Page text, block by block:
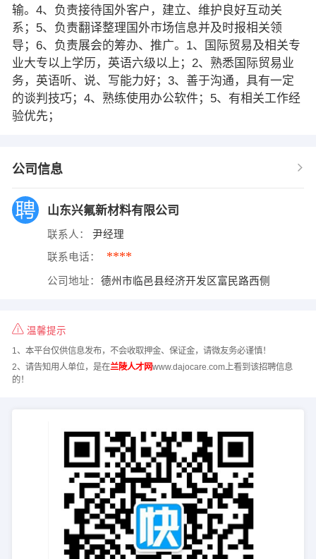
输。4、负责接待国外客户，建立、维护良好互动关
系；5、负责翻译整理国外市场信息并及时报相关领
导；6、负责展会的筹办、推广。1、国际贸易及相关专
业大专以上学历，英语六级以上；2、熟悉国际贸易业
务，英语听、说、写能力好；3、善于沟通，具有一定
的谈判技巧；4、熟练使用办公软件；5、有相关工作经
验优先；
公司信息
山东兴氟新材料有限公司
联系人： 尹经理
联系电话： ****
公司地址： 德州市临邑县经济开发区富民路西侧
温馨提示
1、本平台仅供信息发布，不会收取押金、保证金，请微友务必谨慎！
2、请告知用人单位，是在兰陵人才网www.dajocare.com上看到该招聘信息
的！